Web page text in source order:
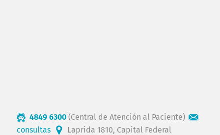
4849 6300 (Central de Atención al Paciente)
consultas
Laprida 1810, Capital Federal